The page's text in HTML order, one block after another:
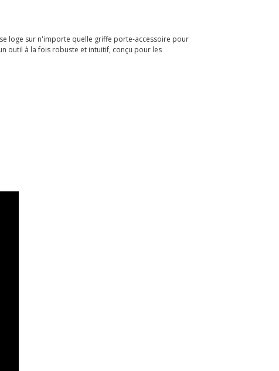
se loge sur n'importe quelle griffe porte-accessoire pour
outil à la fois robuste et intuitif, conçu pour les